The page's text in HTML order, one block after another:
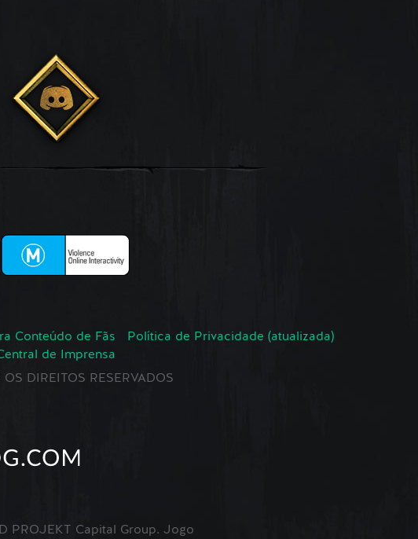
Conteúdo de Fãs
Política de Privacidade (atualizada)
de Imprensa
DIREITOS RESERVADOS
PROJEKT Capital Group. Jogo